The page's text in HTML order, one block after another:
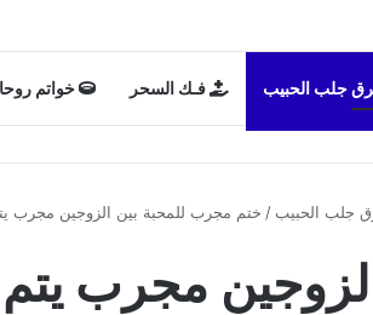
جلب الحبيب فـك السحر خواتم
جلب الحبيب / ختم مجرب للمحبة بين الزوجين مجرب
مجرب